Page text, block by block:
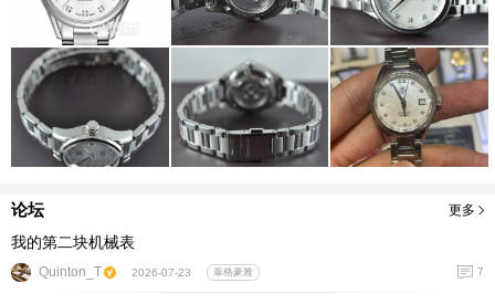
论坛 更多
我的第二块机械表
Quinton_T 2026-07-23 泰格豪雅 7